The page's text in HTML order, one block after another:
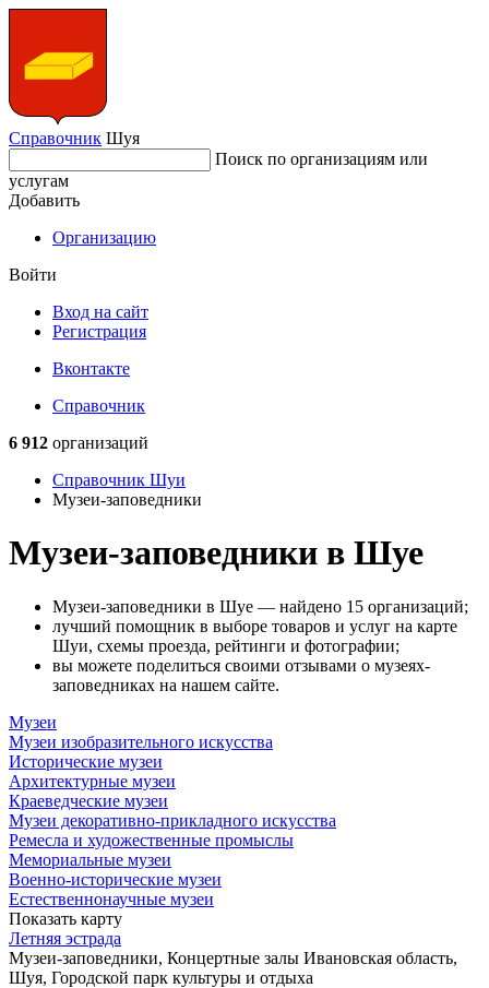
Справочник Шуя
Поиск по организациям или
услугам
Добавить
Организацию
Войти
Вход на сайт
Регистрация
Вконтакте
Справочник
6 912 организаций
Справочник Шуи
Музеи-заповедники
Музеи-заповедники в Шуе
Музеи-заповедники в Шуе — найдено 15 организаций;
лучший помощник в выборе товаров и услуг на карте
Шуи, схемы проезда, рейтинги и фотографии;
вы можете поделиться своими отзывами о музеях-
заповедниках на нашем сайте.
Музеи
Музеи изобразительного искусства
Исторические музеи
Архитектурные музеи
Краеведческие музеи
Музеи декоративно-прикладного искусства
Ремесла и художественные промыслы
Мемориальные музеи
Военно-исторические музеи
Естественнонаучные музеи
Показать карту
Летняя эстрада
Музеи-заповедники, Концертные залы Ивановская область,
Шуя, Городской парк культуры и отдыха